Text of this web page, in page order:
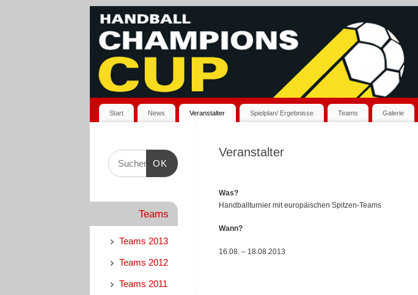
Start News Veranstalter Spielplan/ Ergebnisse Teams Galerie
Veranstalter
Was?
Handballturnier mit europäischen Spitzen-Teams
Wann?
16.08. – 18.08.2013
OK
Teams
Teams 2013
Teams 2012
Teams 2011